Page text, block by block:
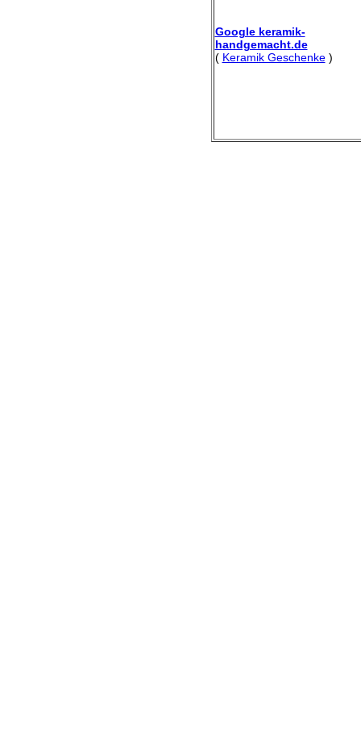
Google keramik-
handgemacht.de
( Keramik Geschenke)